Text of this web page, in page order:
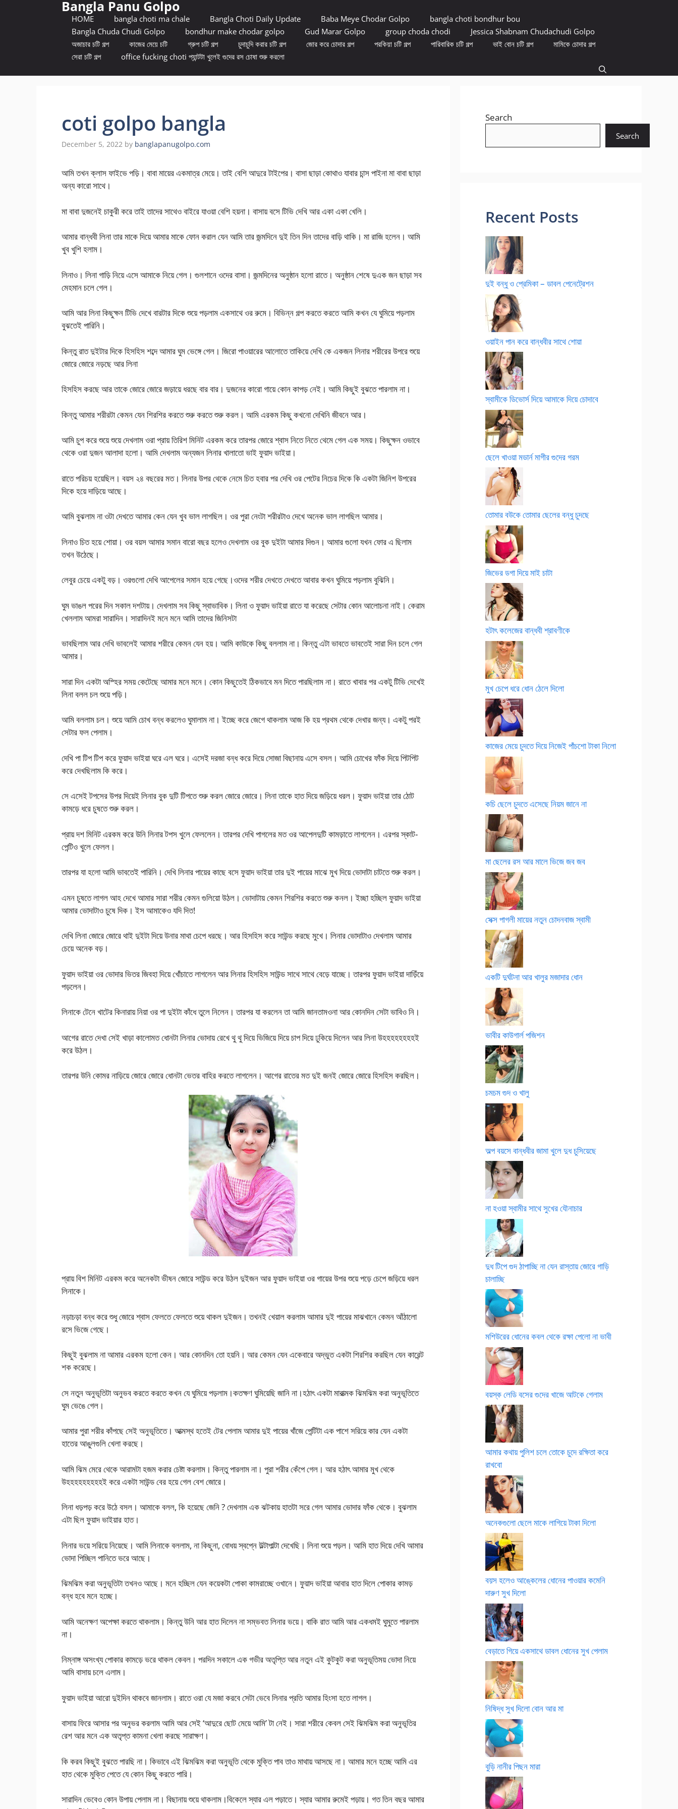
Bangla Panu Golpo
HOME bangla choti ma chale Bangla Choti Daily Update Baba Meye Chodar Golpo
bangla choti bondhur bou
Bangla Chuda Chudi Golpo
bondhur make chodar golpo Gud Marar Golpo group choda chodi
Jessica Shabnam Chudachudi Golpo
অজাচার চটি গল্প
কাজের মেয়ে চটি গ্রুপ চটি গল্প চুদাচুদি করার চটি গল্প জোর করে চোদার গল্প পরকিয়া চটি গল্প পারিবারিক চটি গল্প ভাই বোন চটি গল্প
মামিকে চোদার গল্প
সেরা চটি গল্প
office fucking choti প্যান্টটা খুলেই গুদের রস চোষা শুরু করলো
coti golpo bangla
December 5, 2022 by banglapanugolpo.com
আমি তখন ক্লাস ফাইভে পড়ি। বাবা মায়ের একমাত্র মেয়ে। তাই বেশি আদুরে টাইপের। বাসা ছাড়া কোথাও যাবার চান্স পাইনা মা বাবা ছাড়া
অন্য কারো সাথে।
মা বাবা দুজনেই চাকুরী করে তাই তাদের সাথেও বাইরে যাওয়া বেশি হয়না। বাসায় বসে টিভি দেখি আর একা একা খেলি।
আমার বান্ধবী লিনা তার মাকে দিয়ে আমার মাকে ফোন করাল যেন আমি তার জন্মদিনে দুই তিন দিন তাদের বাড়ি থাকি। মা রাজি হলেন। আমি
খুব খুশি হলাম।
লিনাও। লিনা গাড়ি নিয়ে এসে আমাকে নিয়ে গেল। গুলশানে ওদের বাসা। জন্মদিনের অনুষ্ঠান হলো রাতে। অনুষ্ঠান শেষে দুএক জন ছাড়া সব
মেহমান চলে গেল।
আমি আর লিনা কিছুক্ষন টিভি দেখে বারটার দিকে শুয়ে পড়লাম একসাথে ওর রুমে। বিভিন্ন গল্প করতে করতে আমি কখন যে ঘুমিয়ে পড়লাম
বুঝতেই পারিনি।
কিন্তু রাত দুইটার দিকে হিসহিস শব্দে আমার ঘুম ভেঙ্গে গেল। জিরো পাওয়ারের আলোতে তাকিয়ে দেখি কে একজন লিনার শরীরের উপরে শুয়ে
জোরে জোরে নড়ছে আর লিনা
হিসহিস করছে আর তাকে জোরে জোরে জড়ায়ে ধরছে বার বার। দুজনের কারো গায়ে কোন কাপড় নেই। আমি কিছুই বুঝতে পারলাম না।
কিন্তু আমার শরীরটা কেমন যেন শিরশির করতে শুরু করতে শুরু করল। আমি এরকম কিছু কখনো দেখিনি জীবনে আর।
আমি চুপ করে শুয়ে শুয়ে দেখলাম ওরা প্রায় তিরিশ মিনিট এরকম করে তারপর জোরে শ্বাস নিতে নিতে থেমে গেল এক সময়। কিছুক্ষন ওভাবে
থেকে ওরা দুজন আলাদা হলো। আমি দেখলাম অন্যজন লিনার খালাতো ভাই ফুয়াদ ভাইয়া।
রাতে পরিচয় হয়েছিল। বয়স ২৪ বছরের মত। লিনার উপর থেকে নেমে চিত হবার পর দেখি ওর পেটের নিচের দিকে কি একটা জিনিশ উপরের
দিকে হয়ে দাড়িয়ে আছে।
আমি বুঝলাম না ওটা দেখতে আমার কেন যেন খুব ভাল লাগছিল। ওর পুরা নেংটা শরীরটাও দেখে অনেক ভাল লাগছিল আমার।
লিনাও চিত হয়ে শোয়া। ওর বয়স আমার সমান বারো বছর হলেও দেখলাম ওর বুক দুইটা আমার দিগুন। আমার গুলো যখন ফোর এ ছিলাম
তখন উঠেছে।
লেবুর চেয়ে একটু বড়। ওরগুলো দেখি আপেলের সমান হয়ে গেছে।ওদের শরীর দেখতে দেখতে আবার কখন ঘুমিয়ে পড়লাম বুঝিনি।
ঘুম ভাঙল পরের দিন সকাল দশটায়। দেখলাম সব কিছু স্বাভাবিক। লিনা ও ফুয়াদ ভাইয়া রাতে যা করেছে সেটার কোন আলোচনা নাই। কেরাম
খেললাম আমরা সারাদিন। সারাদিনই মনে মনে আমি তাদের জিনিসটা
ভাবছিলাম আর দেখি ভাবলেই আমার শরীরে কেমন যেন হয়। আমি কাউকে কিছু বললাম না। কিন্তু এটা ভাবতে ভাবতেই সারা দিন চলে গেল
আমার।
সারা দিন একটা অস্হির সময় কেটেছে আমার মনে মনে। কোন কিছুতেই ঠিকভাবে মন দিতে পারছিলাম না। রাতে খাবার পর একটু টিভি দেখেই
লিনা বলল চল শুয়ে পড়ি।
আমি বললাম চল। শুয়ে আমি চোখ বন্ধ করলেও ঘুমালাম না। ইচ্ছে করে জেগে থাকলাম আজ কি হয় প্রথম থেকে দেখার জন্য। একটু পরই
সেটার ফল পেলাম।
দেখি পা টিপ টিপ করে ফুয়াদ ভাইয়া ঘরে এল ঘরে। এসেই দরজা বন্ধ করে দিয়ে সোজা বিছানায় এসে বসল। আমি চোখের ফাঁক দিয়ে পিটপিট
করে দেখছিলাম কি করে।
সে এসেই টপসের উপর দিয়েই লিনার বুক দুটি টিপতে শুরু করল জোরে জোরে। লিনা তাকে হাত দিয়ে জড়িয়ে ধরল। ফুয়াদ ভাইয়া তার ঠোট
কামড়ে ধরে চুষতে শুরু করল।
প্রায় দশ মিনিট এরকম করে উনি লিনার টপস খুলে ফেললেন। তারপর দেখি পাগলের মত ওর আপেলদুটি কামড়াতে লাগলেন। এরপর স্কাট-
পেন্টিও খুলে ফেলল।
তারপর যা হলো আমি ভাবতেই পারিনি। দেখি লিনার পায়ের কাছে বসে ফুয়াদ ভাইয়া তার দুই পায়ের মাঝে মুখ দিয়ে ভোদাটা চাটতে শুরু করল।
এমন চুষতে লাগল আহ দেখে আমার সারা শরীর কেমন গুলিয়ো উঠল। ভোদাটায় কেমন শিরশির করতে শুরু কনল। ইচ্ছা হচ্ছিল ফুয়াদ ভাইয়া
আমার ভোদাটাও চুষে দিক। ইস আমাকেও যদি দিত!
দেখি লিনা জোরে জোরে থাই দুইটা দিয়ে উনার মাথা চেপে ধরছে। আর হিসহিস করে সাউন্ড করছে মুখে। লিনার ভোদাটাও দেখলাম আমার
চেয়ে অনেক বড়।
ফুয়াদ ভাইয়া ওর ভোদার ভিতর জিবহা দিয়ে খোঁচাতে লাগলেন আর লিনার হিসহিস সাউন্ড সাথে সাথে বেড়ে যাচ্ছে। তারপর ফুয়াদ ভাইয়া দাড়িঁয়ে
পড়লেন।
লিনাকে টেনে খাটের কিনারায় নিয়া ওর পা দুইটা কাঁধে তুলে নিলেন। তারপর যা করলেন তা আমি জানতামওনা আর কোনদিন সেটা ভাবিও নি।
আগের রাতে দেখা সেই খাড়া কালোমত ধোনটা লিনার ভোদায় রেখে থু থু দিয়ে ভিজিয়ে দিয়ে চাপ দিয়ে ঢুকিয়ে দিলেন আর লিনা উহহহহহহহহই
করে উঠল।
তারপর উনি কোমর নাড়িয়ে জোরে জোরে ধোনটা ভেতর বাহির করতে লাগলেন। আগের রাতের মত দুই জনই জোরে জোরে হিসহিস করছিল।
প্রায় বিশ মিনিট এরকম করে অনেকটা ভীষন জোরে সাউন্ড করে উঠল দুইজন আর ফুয়াদ ভাইয়া ওর গায়ের উপর শুয়ে পড়ে চেপে জড়িয়ে ধরল
লিনাকে।
নড়াচড়া বন্ধ করে শুধু জোরে শ্বাস ফেলতে ফেলতে শুয়ে থাকল দুইজন। তখনই খেয়াল করলাম আমার দুই পায়ের মাঝখানে কেমন আঁঠালো
রসে ভিজে গেছে।
কিছুই বুঝলাম না আমার এরকম হলো কেন। আর কোনদিন তো হয়নি। আর কেমন যেন একেবারে অদ্ভুত একটা শিরশির করছিল যেন কারেন্ট
শক করেছে।
সে নতুন অনুভূতিটা অনুভব করতে করতে কখন যে ঘুমিয়ে পড়লাম।কতক্ষণ ঘুমিয়েছি জানি না।হঠাৎ একটা মারাত্মক ঝিমঝিম করা অনুভূতিতে
ঘুম ভেঙে গেল।
আমার পুরা শরীর কাঁপছে সেই অনুভূতিতে। আত্মস্থ হতেই টের পেলাম আমার দুই পায়ের খাঁজে পেন্টিটা এক পাশে সরিয়ে কার যেন একটা
হাতের আঙুলগুলি খেলা করছে।
আমি ঝিম মেরে থেকে আরামটা হজম করার চেষ্টা করলাম। কিন্তু পারলাম না। পুরা শরীর কেঁপে গেল। আর হঠাৎ আমার মুখ থেকে
উহহহহহহহহহই করে একটা সাউন্ড বের হয়ে গেল বেশ জোরে।
লিনা ধড়পড় করে উঠে বসল। আমাকে বলল, কি হয়েছে জেনি ? দেখলাম এক ঝটকায় হাতটা সরে গেল আমার ভোদার ফাঁক থেকে। বুঝলাম
এটা ছিল ফুয়াদ ভাইয়ার হাত।
লিনার ভয়ে সরিয়ে নিয়েছে। আমি লিনাকে বললাম, না কিছুনা, বোধয় স্বপ্নে উল্টাপাল্টা দেখেছি। লিনা শুয়ে পড়ল। আমি হাত দিয়ে দেখি আমার
ভোদা পিচ্ছিল পানিতে ভরে আছে।
ঝিমঝিম করা অনুভূতিটা তখনও আছে। মনে হচ্ছিল যেন কয়েকটা পোকা কামরাচ্ছে ওখানে। ফুয়াদ ভাইয়া আবার হাত দিলে পোকার কামড়
বন্ধ হবে মনে হচ্ছে।
আমি অনেক্ষণ অপেক্ষা করতে থাকলাম। কিন্তু উনি আর হাত দিলেন না সম্ভবত লিনার ভয়ে। বাকি রাত আমি আর একধমই ঘুমুতে পারলাম
না।
নিম্নাঙ্গ অসংখ্য পোকার কামড়ে ভরে থাকল কেবল। পরদিন সকালে এক গভীর অতৃপ্তি আর নতুন এই কুটকুট করা অনুভূতিময় ভোদা নিয়ে
আমি বাসায় চলে এলাম।
ফুয়াদ ভাইয়া আরো দুইদিন থাকবে জানলাম। রাতে ওরা যে মজা করবে সেটা ভেবে লিনার প্রতি আমার হিংসা হতে লাগল।
বাসায় ফিরে আসার পর অনুভর করলাম আমি আর সেই ‘আদুরে ছোট মেয়ে আমি’ টা নেই। সারা শরীরে কেবল সেই ঝিমঝিম করা অনুভূতির
রেশ আর মনে এক অতৃপ্ত কামনা খেলা করছে সারাক্ষণ।
কি করব কিছুই বুঝতে পারছি না। কিভাবে এই ঝিমঝিম করা অনুভূতি থেকে মুক্তি পাব তাও মাথায় আসছে না। আমার মনে হচ্ছে আমি এর
হাত থেকে মুক্তি পেতে যে কোন কিছু করতে পারি।
সারাদিন ভেবেও কোন উপায় পেলাম না। বিছানায় শুয়ে থাকলাম।বিকেলে স্যার এল পড়াতে। স্যার আমার রুমেই পড়ায়। গত তিন বছর আমার
Search
Search
Recent Posts
দুই বন্ধু ও প্রেমিকা – ডাবল পেনেট্রেশন
ওয়াইন পান করে বান্ধবীর সাথে শোয়া
স্বামীকে ডিভোর্স দিয়ে আমাকে দিয়ে চোদাবে
ছেলে খাওয়া মডার্ন মাগীর গুদের গরম
তোমার বউকে তোমার ছেলের বন্ধু চুদছে
জিভের ডগা দিয়ে মাই চাটা
হটাৎ কলেজের বান্ধবী শ্রাবণীকে
মুখ চেপে ধরে ধোন ঠেলে দিলো
কাজের মেয়ে চুদতে দিয়ে নিজেই পাঁচশো টাকা নিলো
কচি ছেলে চুদতে এসেছে নিয়ম জানে না
মা ছেলের রস আর মালে ভিজে জব জব
সেক্স পাগলী মায়ের নতুন চোদনবাজ স্বামী
একটি দুর্ঘটনা আর খালুর মজাদার ধোন
ভাবীর কাউগার্ল পজিশন
চমচম গুদ ও খালু
অল্প বয়সে বান্ধবীর জামা খুলে দুধ চুসিয়েছে
না হওয়া স্বামীর সাথে সুখের যৌনাচার
দুধ টিপে গুদ ঠাপাচ্ছি না যেন রাস্তায় জোরে গাড়ি
চালাচ্ছি
মশিউরের ধোনের কবল থেকে রক্ষা পেলো না ভাবী
বয়স্ক লেডি বসের গুদের খাজে আটকে গেলাম
আমার কথায় পুলিশ চলে তোকে চুদে রক্ষিতা করে
রাখবো
অনেকগুলো ছেলে মাকে লাগিয়ে টাকা দিলো
বয়স হলেও আঙ্কেলের ধোনের পাওয়ার কমেনি
দারুণ সুখ দিলো
বেড়াতে গিয়ে একসাথে ডাবল ধোনের সুখ পেলাম
নিষিদ্ধ সুখ দিলো বোন আর মা
বুড়ি নানীর পিছন মারা